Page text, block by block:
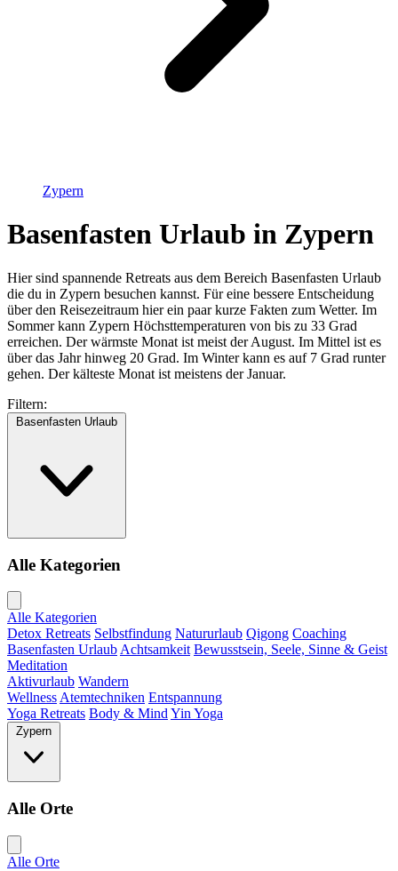
Zypern
Basenfasten Urlaub in Zypern
Hier sind spannende Retreats aus dem Bereich Basenfasten Urlaub
die du in Zypern besuchen kannst. Für eine bessere Entscheidung
über den Reisezeitraum hier ein paar kurze Fakten zum Wetter. Im
Sommer kann Zypern Höchsttemperaturen von bis zu 33 Grad
erreichen. Der wärmste Monat ist meist der August. Im Mittel ist es
über das Jahr hinweg 20 Grad. Im Winter kann es auf 7 Grad runter
gehen. Der kälteste Monat ist meistens der Januar.
Filtern:
Basenfasten Urlaub
Alle Kategorien
Alle Kategorien
Detox Retreats Selbstfindung Natururlaub Qigong Coaching
Basenfasten Urlaub Achtsamkeit Bewusstsein, Seele, Sinne & Geist
Meditation
Aktivurlaub Wandern
Wellness Atemtechniken Entspannung
Yoga Retreats Body & Mind Yin Yoga
Zypern
Alle Orte
Alle Orte